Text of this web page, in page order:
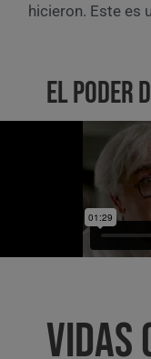
hicieron. Este es
El Poder
Vidas